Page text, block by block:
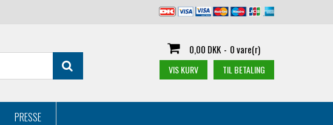
0,00 DKK - 0 vare(r)
VIS KURV TIL BETALING
PRESSE